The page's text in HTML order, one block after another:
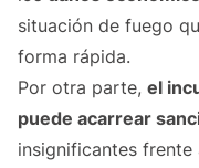
situación de fuego
forma rápida.
Por otra parte, el
puede acarrear
insignificantes frente